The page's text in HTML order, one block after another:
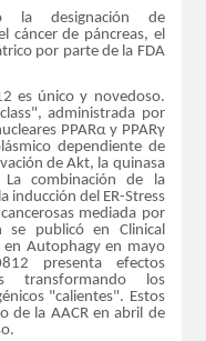
la designación de
cáncer de páncreas, el
por parte de la FDA
es único y novedoso.
administrada por
PPARα y PPARγ
dependiente de
de Akt, la quinasa
combinación de la
inducción del ER-Stress
mediada por
se publicó en Clinical
en Autophagy en mayo
presenta efectos
transformando los
"calientes". Estos
de la AACR en abril de